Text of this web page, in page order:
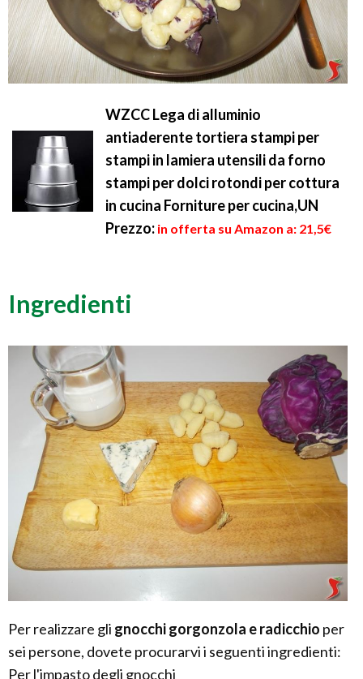
WZCC Lega di alluminio
antiaderente tortiera stampi per
stampi in lamiera utensili da forno
stampi per dolci rotondi per cottura
in cucina Forniture per cucina,UN
Prezzo: in offerta su Amazon a: 21,5€
Ingredienti
Per realizzare gli gnocchi gorgonzola e radicchio per
sei persone, dovete procurarvi i seguenti ingredienti:
Per l'impasto degli gnocchi